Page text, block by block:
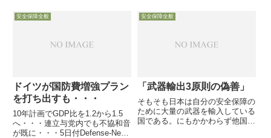
さん」には訂正をお願いし、修正
していただきましたが・・・。
Camp Smithで日米豪の3か国国
防相会談が実施され、アジア太平
論意見交換が行われ、3か国...
安全保障全般
ドイツが国防費増強プラン
を打ち出すも・・・
10年計画でGDP比を1.2から1.5
へ・・・連立与党内でも不協和音
が既に・・・5日付Defense-News
安全保障全般
「武器輸出3原則の偽善」
そもそも日本は自分の安全保障の
ために大量の武器を輸入している
国である。にもかかわらず他国が